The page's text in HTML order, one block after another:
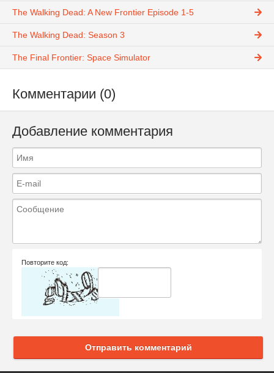
The Walking Dead: A New Frontier Episode 1-5
The Walking Dead: Season 3
The Final Frontier: Space Simulator
Комментарии (0)
Добавление комментария
Повторите код:
Отправить комментарий